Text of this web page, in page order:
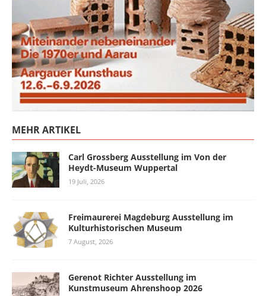
MEHR ARTIKEL
Carl Grossberg Ausstellung im Von der
Heydt-Museum Wuppertal
19 Juli, 2026
Freimaurerei Magdeburg Ausstellung im
Kulturhistorischen Museum
7 August, 2026
Gerenot Richter Ausstellung im
Kunstmuseum Ahrenshoop 2026